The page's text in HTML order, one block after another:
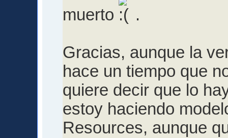
muerto
.
Gracias, aunque la
hace un tiempo que
quiere decir que lo
estoy haciendo
Resources, aunque